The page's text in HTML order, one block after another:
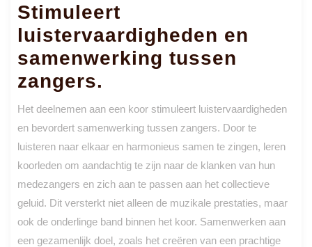
Stimuleert
luistervaardigheden en
samenwerking tussen
zangers.
Het deelnemen aan een koor stimuleert luistervaardigheden
en bevordert samenwerking tussen zangers. Door te
luisteren naar elkaar en harmonieus samen te zingen, leren
koorleden om aandachtig te zijn naar de klanken van hun
medezangers en zich aan te passen aan het collectieve
geluid. Dit versterkt niet alleen de muzikale prestaties, maar
ook de onderlinge band binnen het koor. Samenwerken aan
een gezamenlijk doel, zoals het creëren van een prachtige